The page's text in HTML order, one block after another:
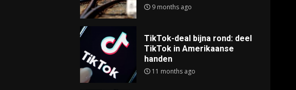
9 months ago
TikTok-deal bijna rond: deel
TikTok in Amerikaanse
handen
11 months ago